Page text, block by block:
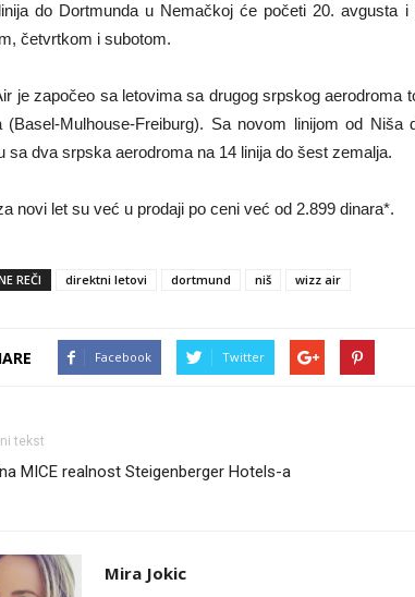
do Dortmunda u Nemačkoj će početi 20. avgusta
četvrtkom i subotom.
je započeo sa letovima sa drugog srpskog aerodroma
(Basel-Mulhouse-Freiburg). Sa novom linijom od
sa dva srpska aerodroma na 14 linija do šest zemalja.
novi let su već u prodaji po ceni već od 2.899 dinara*.
REČI direktni letovi dortmund niš wizz air
Facebook Twitter
tekst
MICE realnost Steigenberger Hotels-a
Mira Jokic